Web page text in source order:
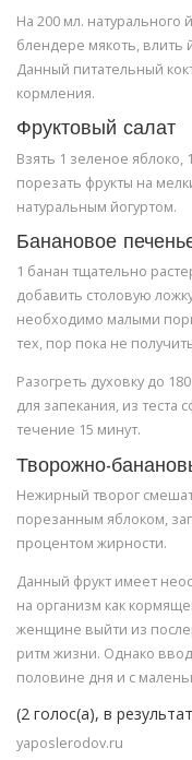
На 200 мл. натурального
блендере мякоть, влить
Данный питательный
кормления.
Фруктовый салат
Взять 1 зеленое
порезать фрукты на
натуральным йогуртом.
Банановое
1 банан тщательно
добавить столовую
необходимо малыми
тех, пор пока не
Разогреть духовку до
для запекания, из теста
течение 15 минут.
Творожно-
Нежирный творог
порезанным яблоком,
процентом жирности.
Данный фрукт имеет
на организм как
женщине выйти из
ритм жизни. Однако
половине дня и с
(2 голос(а), в
yaposlerodov.ru